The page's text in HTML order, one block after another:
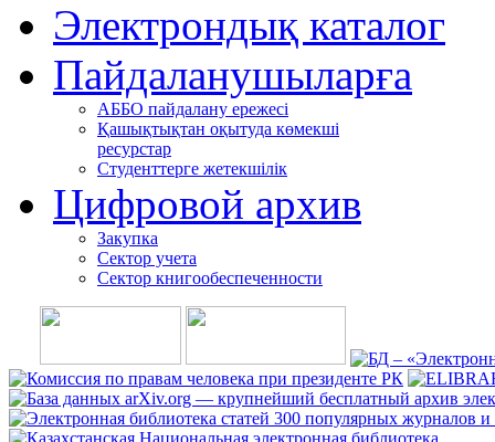
Электрондық каталог
Пайдаланушыларға
АББО пайдалану ережесі
Қашықтықтан оқытуда көмекші
ресурстар
Студенттерге жетекшілік
Цифровой архив
Закупка
Сектор учета
Сектор книгообеспеченности